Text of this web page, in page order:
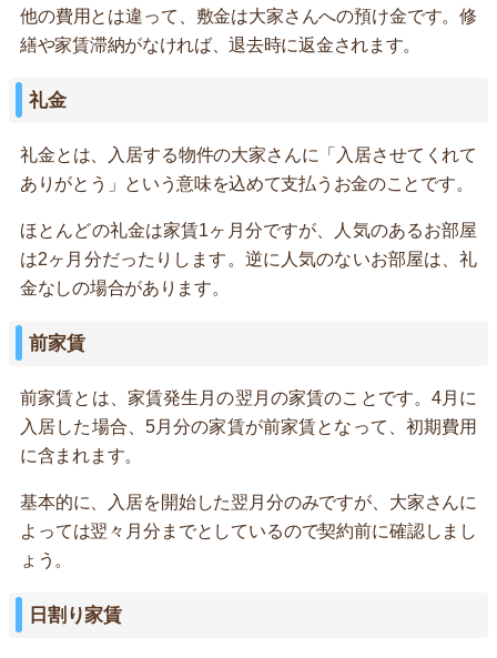
他の費用とは違って、敷金は大家さんへの預け金です。修
繕や家賃滞納がなければ、退去時に返金されます。
礼金
礼金とは、入居する物件の大家さんに「入居させてくれて
ありがとう」という意味を込めて支払うお金のことです。
ほとんどの礼金は家賃1ヶ月分ですが、人気のあるお部屋
は2ヶ月分だったりします。逆に人気のないお部屋は、礼
金なしの場合があります。
前家賃
前家賃とは、家賃発生月の翌月の家賃のことです。4月に
入居した場合、5月分の家賃が前家賃となって、初期費用
に含まれます。
基本的に、入居を開始した翌月分のみですが、大家さんに
よっては翌々月分までとしているので契約前に確認しまし
ょう。
日割り家賃